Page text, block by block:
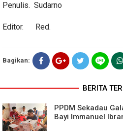
Penulis. Sudarno
Editor. Red.
Bagikan:
BERITA
PPDM Sekadau
Bayi Immanuel